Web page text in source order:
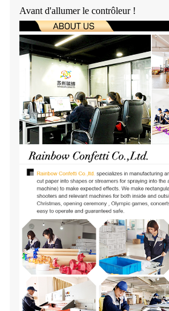
Avant d'allumer le contrôleur !